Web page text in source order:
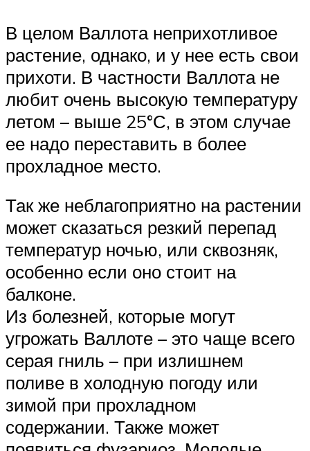
В целом Валлота неприхотливое
растение, однако, и у нее есть свои
прихоти. В частности Валлота не
любит очень высокую температуру
летом – выше 25°С, в этом случае
ее надо переставить в более
прохладное место.
Так же неблагоприятно на растении
может сказаться резкий перепад
температур ночью, или сквозняк,
особенно если оно стоит на
балконе.
Из болезней, которые могут
угрожать Валлоте – это чаще всего
серая гниль – при излишнем
поливе в холодную погоду или
зимой при прохладном
содержании. Также может